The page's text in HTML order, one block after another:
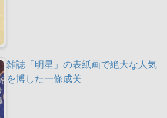
雑誌「明星」の表紙画で絶大な人気
を博した一條成美